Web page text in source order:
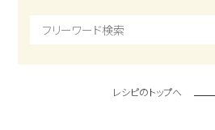
レシピのトップへ